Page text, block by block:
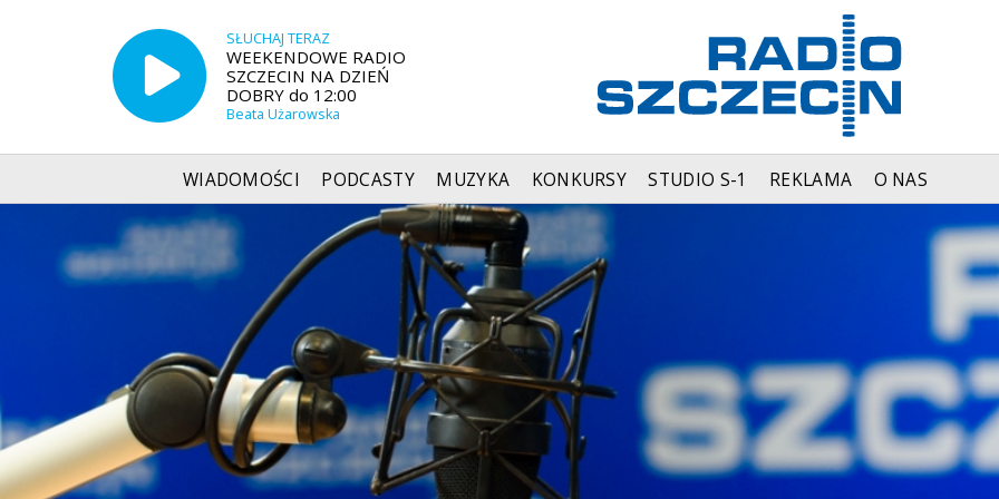
SŁUCHAJ TERAZ
WEEKENDOWE RADIO
SZCZECIN NA DZIEŃ
DOBRY do 12:00
Beata Użarowska
WIADOMOŚCI PODCASTY MUZYKA KONKURSY STUDIO S-1 REKLAMA O NAS